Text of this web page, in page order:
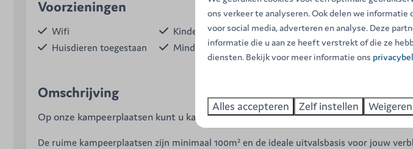
Voorzieningen
Wifi
Huisdieren toegestaan
Kindersanitair
Mindervalide sanitair
Watertappunten
Omschrijving
Op onze kampeerplaatsen kunt u kamperen met eigen tent, caravan of camper.
De ruime kampeerplaatsen zijn minimaal 100m² en de ideale uitvalsbasis voor jouw
ons verkeer te analyseren. Ook delen we
voor social media, adverteren en analyse. Deze
informatie die u aan ze heeft verstrekt of die ze
diensten. Bekijk voor meer informatie ons
Alles accepteren Zelf instellen Weigeren